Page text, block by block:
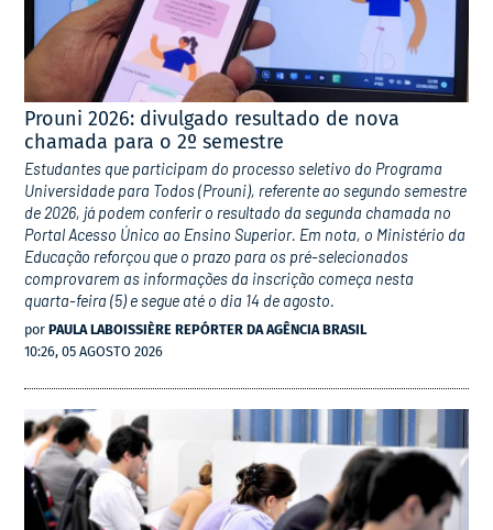
Prouni 2026: divulgado resultado de nova
chamada para o 2º semestre
Estudantes que participam do processo seletivo do Programa
Universidade para Todos (Prouni), referente ao segundo semestre
de 2026, já podem conferir o resultado da segunda chamada no
Portal Acesso Único ao Ensino Superior. Em nota, o Ministério da
Educação reforçou que o prazo para os pré-selecionados
comprovarem as informações da inscrição começa nesta
quarta-feira (5) e segue até o dia 14 de agosto.
por PAULA LABOISSIÈRE REPÓRTER DA AGÊNCIA BRASIL
10:26, 05 AGOSTO 2026